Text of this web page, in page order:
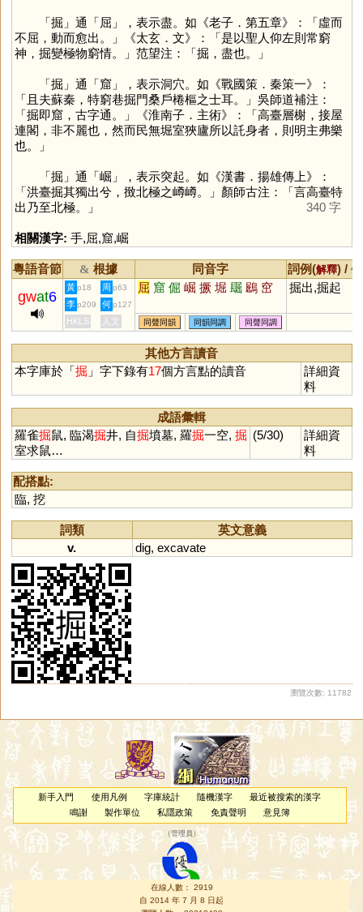
「掘 」通「屈 」，表示盡。如《老子．第五章》：「虛而
不屈，動而愈出。」《太玄．文》：「是以聖人仰左則常窮
神，掘變極物窮情。」范望注：「掘，盡也。」
「掘 」通「窟 」，表示洞穴。如《戰國策．秦策一》：
「且夫蘇秦，特窮巷掘門桑戶棬樞之士耳。」吳師道補注：
「掘即窟，古字通。」《淮南子．主術》：「高臺層榭，接屋
連閣，非不麗也，然而民無堀室狹廬所以託身者，則明主弗樂
也。」
「掘 」通「崛 」，表示突起。如《漢書．揚雄傳上》：
「洪臺掘其獨出兮，㨖北極之嶟嶟。」顏師古注：「言高臺特
出乃至北極。」
340 字
相關漢字: 手,屈,窟,崛
粵語音節 & 根據 同音字 詞例(解釋) /
gwat6
黃 p18 周 p63 屈 窟 倔 崛 撅 堀 镼 鶌 窋 掘出,掘起
李 p209 何 p127
HKLS 人文 同聲同韻 同韻同調 同聲同調
其他方言讀音
本字庫於「掘 」字下錄有17個方言點的讀音
詳細資
料
成語彙輯
羅雀掘鼠, 臨渴掘井, 自掘墳墓, 羅掘一空, 掘
室求鼠…
(5/30)
詳細資
料
配搭點:
臨, 挖
詞類
英文意義
v.
dig, excavate
瀏覽次數: 11782
新手入門 使用凡例 字庫統計 隨機漢字
最近被搜索的漢字
鳴謝
製作單位 私隱政策 免責聲明 意見簿
（管理員 ）
在線人數： 2919
自 2014 年 7 月 8 日起